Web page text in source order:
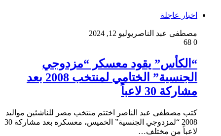
اخبار عاجلة
مصطفى عبد الناصر يوليو 12, 2024
0
“الكأس” يقود معسكر “مزدوجي
الجنسية” الختامي لمنتخب 2008 بعد
مشاركة 30 لاعباً
كتب مصطفى عبد الناصر اختتم منتخب مصر للناشئين مواليد
2008 “لمزدوجي الجنسية” الخميس، معسكره بعد مشاركة 30
لاعباً من مختلف…